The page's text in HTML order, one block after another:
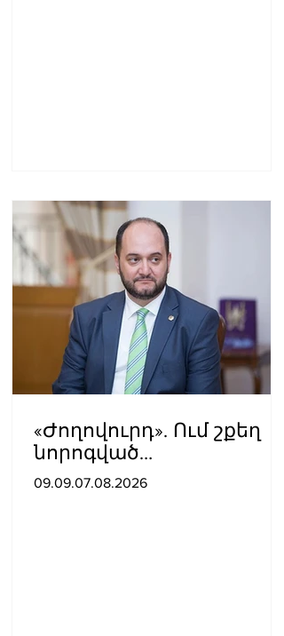
«Ժողովուրդ». Ում շքեղ
նորոգված
աշխատասենյակն է
09.09.07.08.2026